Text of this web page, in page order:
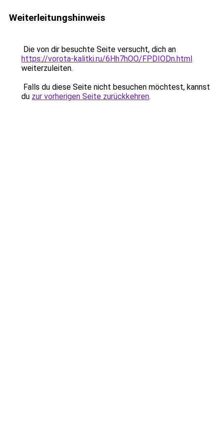
Weiterleitungshinweis
Die von dir besuchte Seite versucht, dich an
https://vorota-kalitki.ru/6Hh7hOO/FPDIODn.html
weiterzuleiten.
Falls du diese Seite nicht besuchen möchtest, kannst
du zur vorherigen Seite zurückkehren.